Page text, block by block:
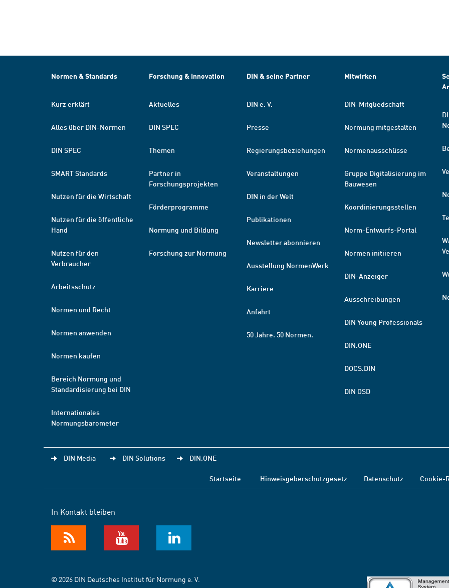
Normen & Standards
Kurz erklärt
Alles über DIN-Normen
DIN SPEC
SMART Standards
Nutzen für die Wirtschaft
Nutzen für die öffentliche
Hand
Nutzen für den
Verbraucher
Arbeitsschutz
Normen und Recht
Normen anwenden
Normen kaufen
Bereich Normung und
Standardisierung bei DIN
Internationales
Normungsbarometer
Forschung & Innovation
Aktuelles
DIN SPEC
Themen
Partner in
Forschungsprojekten
Förderprogramme
Normung und Bildung
Forschung zur Normung
DIN & seine Partner
DIN e. V.
Presse
Regierungsbeziehungen
Veranstaltungen
DIN in der Welt
Publikationen
Newsletter abonnieren
Ausstellung NormenWerk
Karriere
Anfahrt
50 Jahre. 50 Normen.
Mitwirken
DIN-Mitgliedschaft
Normung mitgestalten
Normenausschüsse
Gruppe Digitalisierung im
Bauwesen
Koordinierungsstellen
Norm-Entwurfs-Portal
Normen initiieren
DIN-Anzeiger
Ausschreibungen
DIN Young Professionals
DIN.ONE
DOCS.DIN
DIN OSD
DIN Media DIN Solutions DIN.ONE
Startseite Hinweisgeberschutzgesetz Datenschutz Cookie-
In Kontakt bleiben
© 2026 DIN Deutsches Institut für Normung e. V.